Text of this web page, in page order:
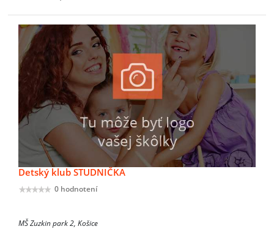
Detský klub STUDNIČKA
0 hodnotení
MŠ Zuzkin park 2, Košice